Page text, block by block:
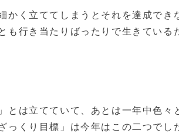
かく立ててしまうとそれを達成でき
も行き当たりばったりで生きている
とは立てていて、あとは一年中色々
っくり目標」は今年はこの二つでし